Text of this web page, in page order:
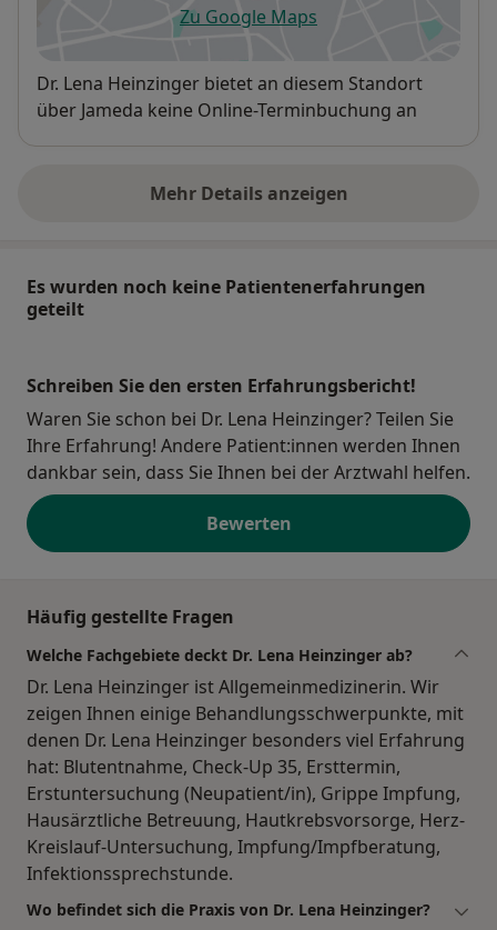
Zu Google Mapsöffnet in einer neuen
Verfügbarkeit
Dr. Lena Heinzinger bietet an diesem Standort
über Jameda keine Online-Terminbuchung an
Mehr Details anzeigen
über die Adresse
Es wurden noch keine Patientenerfahrungen
geteilt
Schreiben Sie den ersten Erfahrungsbericht!
Waren Sie schon bei Dr. Lena Heinzinger? Teilen Sie
Ihre Erfahrung! Andere Patient:innen werden Ihnen
dankbar sein, dass Sie Ihnen bei der Arztwahl helfen.
Bewerten
Häufig gestellte Fragen
Welche Fachgebiete deckt Dr. Lena Heinzinger ab?
Dr. Lena Heinzinger ist Allgemeinmedizinerin. Wir
zeigen Ihnen einige Behandlungsschwerpunkte, mit
denen Dr. Lena Heinzinger besonders viel Erfahrung
hat: Blutentnahme, Check-Up 35, Ersttermin,
Erstuntersuchung (Neupatient/in), Grippe Impfung,
Hausärztliche Betreuung, Hautkrebsvorsorge, Herz-
Kreislauf-Untersuchung, Impfung/Impfberatung,
Infektionssprechstunde.
Wo befindet sich die Praxis von Dr. Lena Heinzinger?